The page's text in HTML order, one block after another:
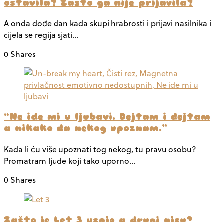
ostavila? Zašto ga nije prijavila?
A onda dođe dan kada skupi hrabrosti i prijavi nasilnika i
cijela se regija sjati…
0 Shares
“Ne ide mi u ljubavi. Dejtam i dejtam
a nikako da nekog upoznam.”
Kada li ću više upoznati tog nekog, tu pravu osobu?
Promatram ljude koji tako uporno…
0 Shares
Zašto je Let 3 uspio a drugi nisu?